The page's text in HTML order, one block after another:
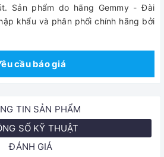
Sản phẩm do hãng Gemmy - Đài
khẩu và phân phối chính hãng bởi
cầu báo giá
TIN SẢN PHẨM
SỐ KỸ THUẬT
ĐÁNH GIÁ